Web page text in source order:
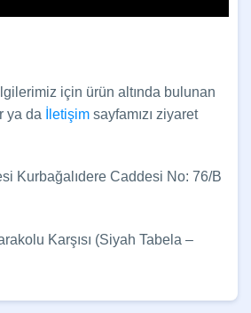
için ürün altında bulunan
ya da
İletişim sayfamızı ziyaret
Kurbağalıdere Caddesi No: 76/B
Karşısı (Siyah Tabela –